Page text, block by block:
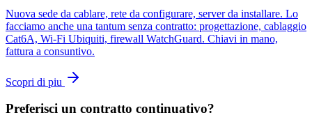
Nuova sede da cablare, rete da configurare, server da installare. Lo
facciamo anche una tantum senza contratto: progettazione, cablaggio
Cat6A, Wi-Fi Ubiquiti, firewall WatchGuard. Chiavi in mano,
fattura a consuntivo.
Scopri di piu
Preferisci un contratto continuativo?